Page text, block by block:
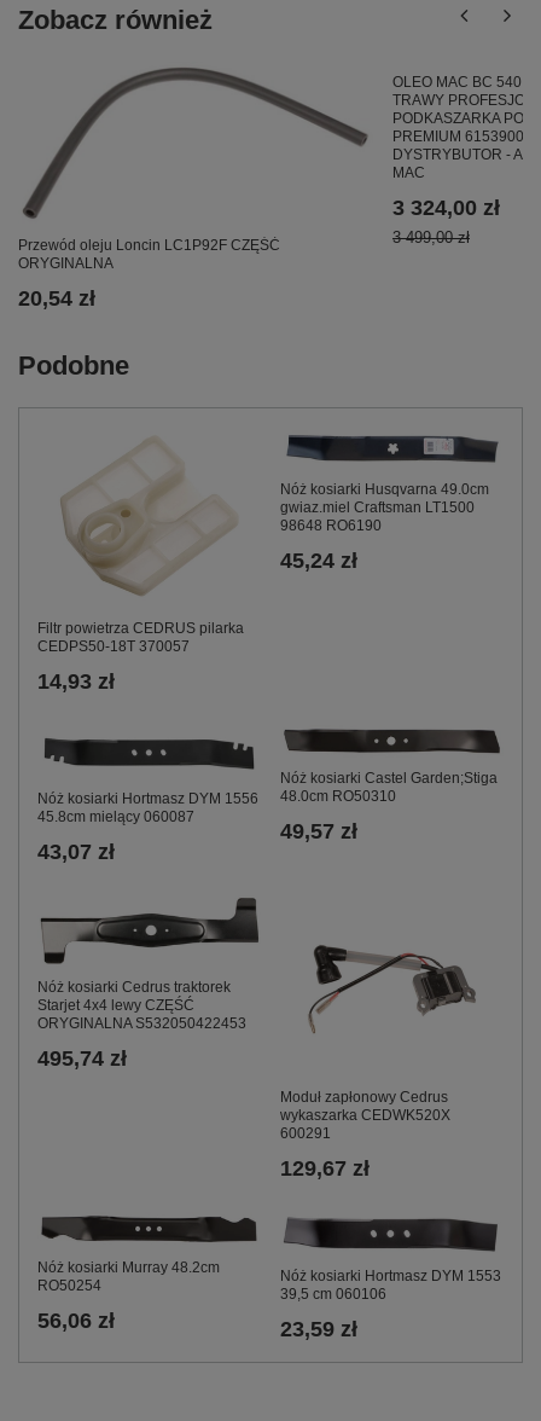
Zobacz również
Przewód oleju Loncin LC1P92F CZĘŚĆ
ORYGINALNA
20,54 zł
OLEO MAC BC 540 T
TRAWY
PODKASZARKA
PREMIUM
DYSTRYBUTOR -
MAC
3 324,00 zł
3 499,00 zł
Podobne
Filtr powietrza CEDRUS pilarka
CEDPS50-18T 370057
14,93 zł
Nóż kosiarki Husqvarna 49.0cm
gwiaz.miel Craftsman LT1500
98648 RO6190
45,24 zł
Nóż kosiarki Hortmasz DYM 1556
45.8cm mielący 060087
43,07 zł
Nóż kosiarki Castel Garden;Stiga
48.0cm RO50310
49,57 zł
Nóż kosiarki Cedrus traktorek
Starjet 4x4 lewy CZĘŚĆ
ORYGINALNA S532050422453
495,74 zł
Moduł zapłonowy Cedrus
wykaszarka CEDWK520X
600291
129,67 zł
Nóż kosiarki Murray 48.2cm
RO50254
56,06 zł
Nóż kosiarki Hortmasz DYM 1553
39,5 cm 060106
23,59 zł